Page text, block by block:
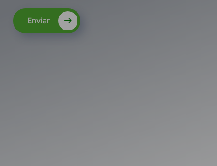
Enviar